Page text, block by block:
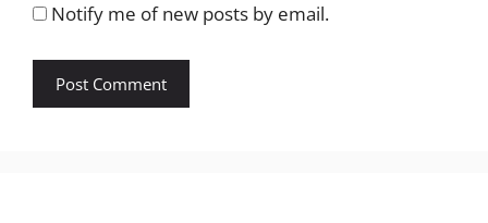
Notify me of new posts by email.